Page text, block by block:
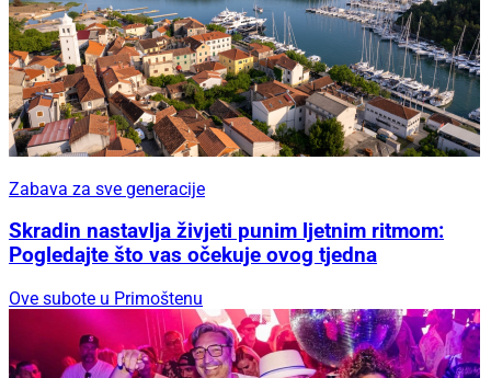
Zabava za sve generacije
Skradin nastavlja živjeti punim ljetnim ritmom:
Pogledajte što vas očekuje ovog tjedna
Ove subote u Primoštenu